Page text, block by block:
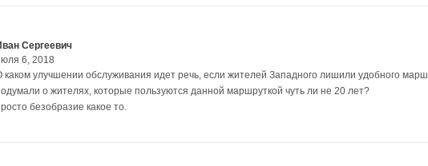
Сергеевич
6, 2018
каком улучшении обслуживания идет речь, если жителей Западного лишили удобного
о жителях, которые пользуются данной маршруткой чуть ли не 20 лет?
безобразие какое то.